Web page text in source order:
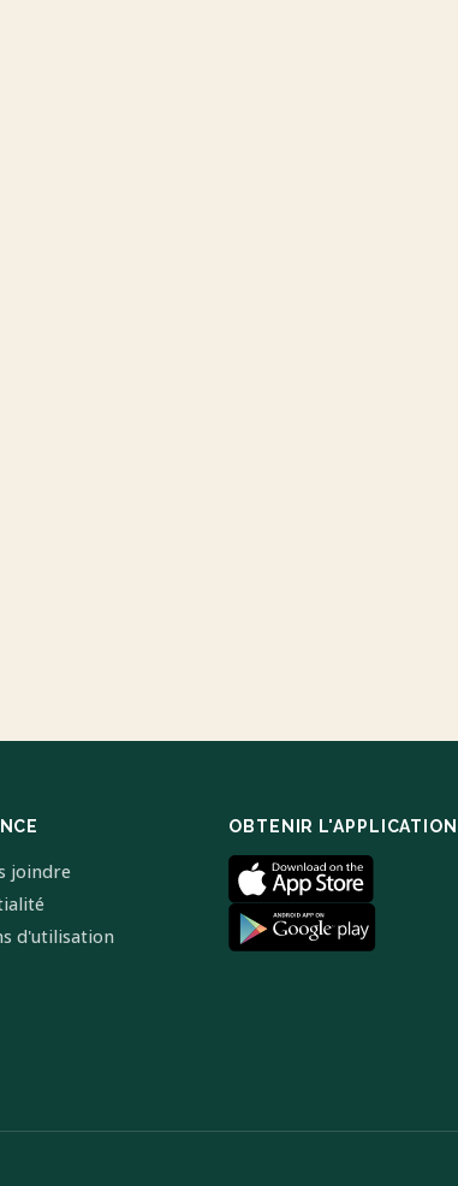
joindre
d'utilisation
OBTENIR L'APPLICATION